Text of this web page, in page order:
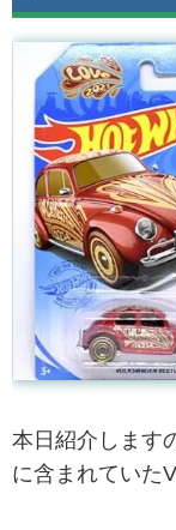
本日紹介します
に含まれていた